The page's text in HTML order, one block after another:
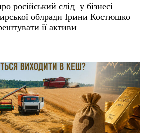
російський слід у бізнесі
облради Ірини Костюшко
її активи